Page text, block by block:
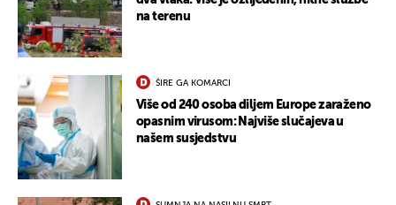
na terenu
ŠIRE GA KOMARCI
Više od 240 osoba diljem Europe zaraženo
opasnim virusom: Najviše slučajeva u
našem susjedstvu